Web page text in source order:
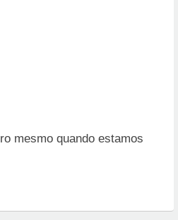
mesmo quando estamos